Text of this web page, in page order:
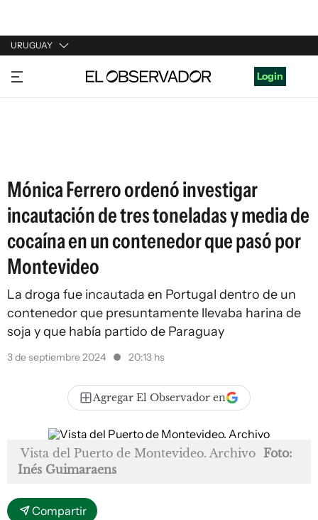
URUGUAY
URUGUAY
ARGENTINA
Login
Mónica Ferrero ordenó investigar
incautación de tres toneladas y media de
cocaína en un contenedor que pasó por
Montevideo
La droga fue incautada en Portugal dentro de un
contenedor que presuntamente llevaba harina de
soja y que había partido de Paraguay
3 de septiembre 2024 20:13 hs
Agregar El Observador en
Vista del Puerto de Montevideo. Archivo Foto:
Inés Guimaraens
Compartir